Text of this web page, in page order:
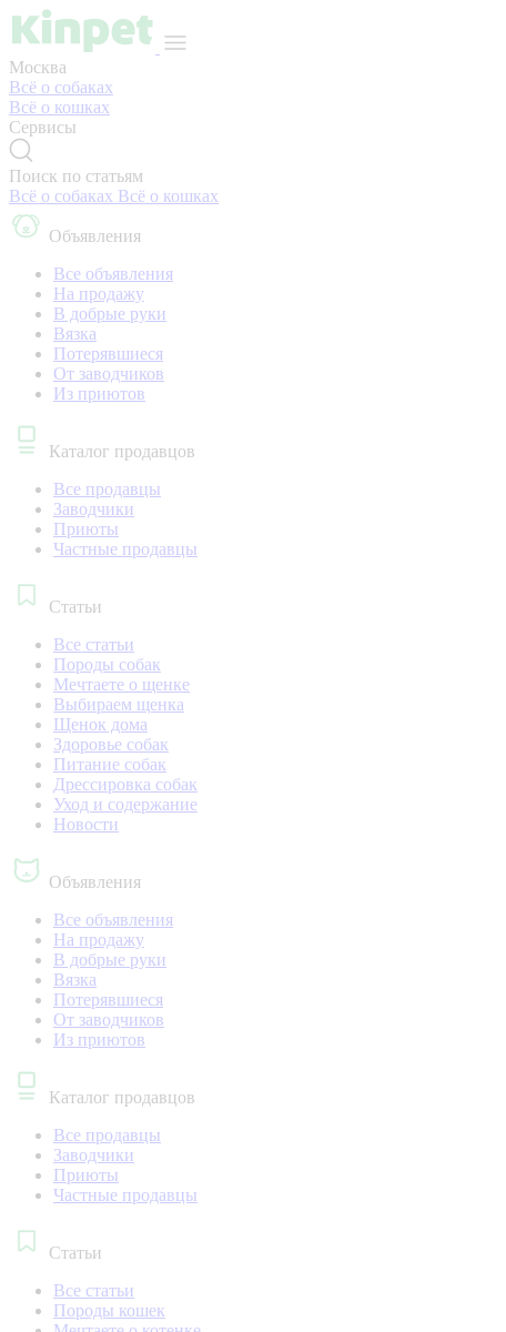
Москва
Всё о собаках
Всё о кошках
Сервисы
Поиск по статьям
Всё о собаках Всё о кошках
Объявления
Все объявления
На продажу
В добрые руки
Вязка
Потерявшиеся
От заводчиков
Из приютов
Каталог продавцов
Все продавцы
Заводчики
Приюты
Частные продавцы
Статьи
Все статьи
Породы собак
Мечтаете о щенке
Выбираем щенка
Щенок дома
Здоровье собак
Питание собак
Дрессировка собак
Уход и содержание
Новости
Объявления
Все объявления
На продажу
В добрые руки
Вязка
Потерявшиеся
От заводчиков
Из приютов
Каталог продавцов
Все продавцы
Заводчики
Приюты
Частные продавцы
Статьи
Все статьи
Породы кошек